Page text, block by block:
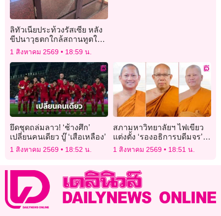
ลิทัวเนียประท้วงรัสเซีย หลัง
ขีปนาวุธตกใกล้สถานทูตใน
กรุงเคียฟ
1 สิงหาคม 2569 18:59 น.
ยึดชุดถล่มลาว! ‘ช้างศึก’
เปลี่ยนคนเดียว บู๊ ‘เสือเหลือง’
1 สิงหาคม 2569 18:52 น.
สภามหาวิทยาลัยฯ ไฟเขียว
แต่งตั้ง ‘รองอธิการบดีมจร’
ส่วนกลาง-ประจำวิทยาเขต
1 สิงหาคม 2569 18:51 น.